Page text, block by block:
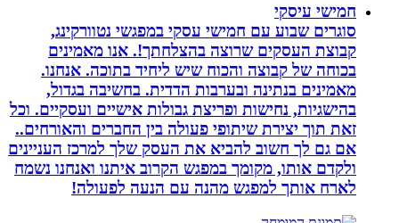
חמישי עיסקי
סוגרים שבוע עם חמישי עסקי במפגשי נטוורקינג,
קבוצת העסקים שרוצה בהצלחתך!. אנו מאמינים
בכוחה של קבוצה והכוח שיש ליחיד בתוכה. אנחנו.
מאמינים בנתינה ובערבות הדדית. בחשיבה בגדול,
בהישגיות, נחישות ופריצת גבולות אישיים ועסקיים. וכל
זאת תוך יצירת שיתופי פעולה בין החברים והאורחים..
אם גם לך חשוב להביא את העסק שלך למרכז העניינים
ולקדם אותו, מקומך במפגש הקרוב איתנו ואנחנו נשמח
לארח אותך למפגש מהנה עם הנעה לפעולה!